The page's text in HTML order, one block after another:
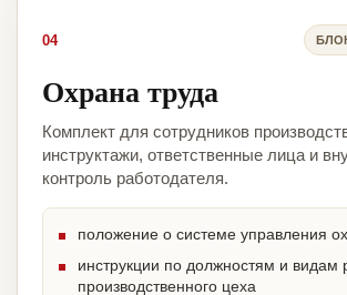
04
Охрана труда
Комплект для сотрудников
инструктажи, ответственные лица и
контроль работодателя.
положение о системе управления
инструкции по должностям и видам
производственного цеха